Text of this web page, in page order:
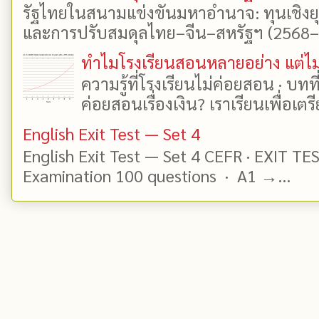
รัฐไทยในสนามแข่งขันมหาอำนาจ: ทุนเชิง
และการปรับสมดุลไทย–จีน–สหรัฐฯ
ทำไมโรงเรียนสอนหลายอย่าง แต่ไ
ความรู้ที่โรงเรียนไม่ค่อยสอน · บ
ค่อยสอนเรื่องเงิน? เราเรียนเพื่อเต
English Exit Test — Set 4
English Exit Test — Set 4 CEFR · EXIT
Examination 100 questions · A1 →...